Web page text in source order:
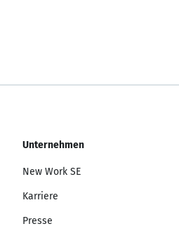
Unternehmen
New Work SE
Karriere
Presse